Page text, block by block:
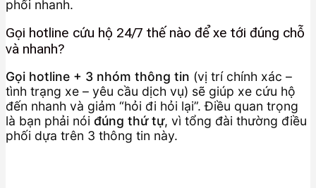
phối nhanh.
Gọi hotline cứu hộ 24/7 thế nào để xe tới đúng chỗ
và nhanh?
Gọi hotline + 3 nhóm thông tin (vị trí chính xác –
tình trạng xe – yêu cầu dịch vụ) sẽ giúp xe cứu hộ
đến nhanh và giảm “hỏi đi hỏi lại”. Điều quan trọng
là bạn phải nói đúng thứ tự, vì tổng đài thường điều
phối dựa trên 3 thông tin này.